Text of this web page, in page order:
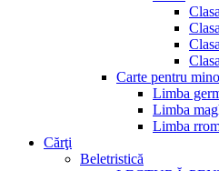
Carte pentru
Limba
Limba
Limba
Cărţi
Beletristică